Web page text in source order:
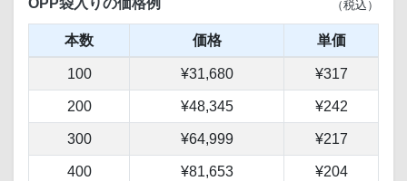
OPP袋入りの価格例 （税込）
本数 価格 単価
100 ¥31,680 ¥317
200 ¥48,345 ¥242
300 ¥64,999 ¥217
400 ¥81,653 ¥204